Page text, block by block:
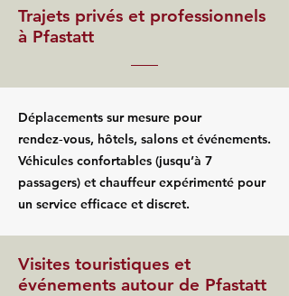
Trajets privés et professionnels
à Pfastatt
Déplacements sur mesure pour
rendez‑vous, hôtels, salons et événements.
Véhicules confortables (jusqu’à 7
passagers) et chauffeur expérimenté pour
un service efficace et discret.
Visites touristiques et
événements autour de Pfastatt